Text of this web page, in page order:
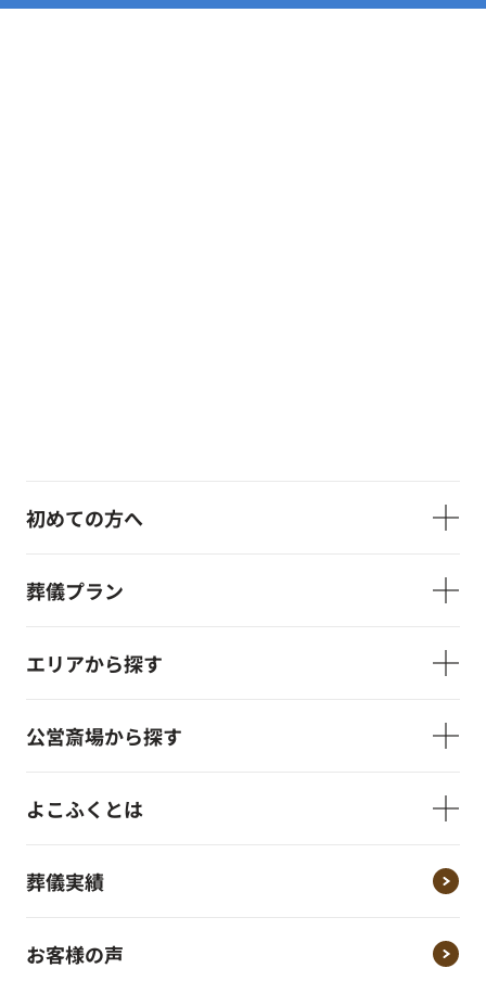
初めての方へ
葬儀プラン
エリアから探す
公営斎場から探す
よこふくとは
葬儀実績
お客様の声